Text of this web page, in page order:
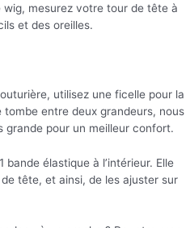
mesurez votre tour de tête à
et des oreilles.
utilisez une ficelle pour la
entre deux grandeurs, nous
grande pour un meilleur confort.
élastique à l’intérieur. Elle
tête, et ainsi, de les ajuster sur